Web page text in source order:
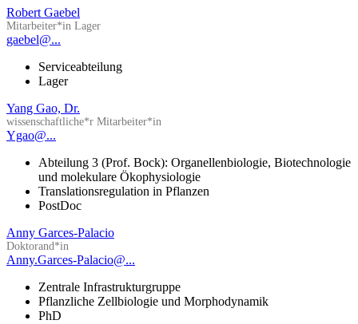
Robert Gaebel
Mitarbeiter*in Lager
gaebel@...
Serviceabteilung
Lager
Yang Gao, Dr.
wissenschaftliche*r Mitarbeiter*in
Ygao@...
Abteilung 3 (Prof. Bock): Organellenbiologie, Biotechnologie
und molekulare Ökophysiologie
Translationsregulation in Pflanzen
PostDoc
Anny Garces-Palacio
Doktorand*in
Anny.Garces-Palacio@...
Zentrale Infrastrukturgruppe
Pflanzliche Zellbiologie und Morphodynamik
PhD